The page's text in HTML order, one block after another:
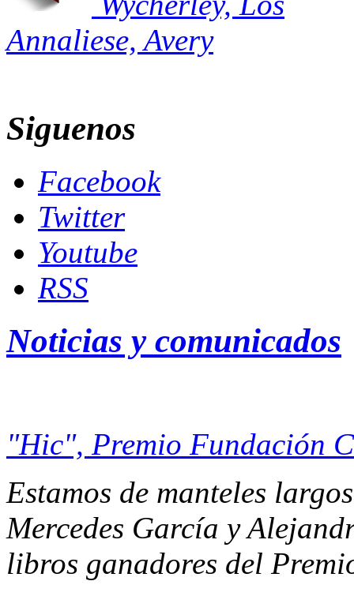
Annaliese, Avery
Siguenos
Facebook
Twitter
Youtube
RSS
Noticias y comunicados
"Hic", Premio Fundación
Estamos de manteles
Mercedes García y
libros ganadores del